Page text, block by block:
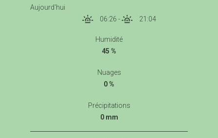
Aujourd'hui
06:26 - 21:04
Humidité
45 %
Nuages
0 %
Précipitations
0 mm